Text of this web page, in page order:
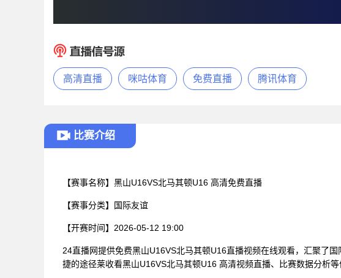
高清直播 咪咕体育 免费直播 腾讯体育
比赛介绍
【赛事名称】 黑山U16VS北马其顿U16 高清免费直播
【赛事分类】 国际友谊
【开赛时间】 2026-05-12 19:00
24直播网提供免费黑山U16VS北马其顿U16直播视频在线观看，汇聚了
捷的途径莱收看黑山U16VS北马其顿U16 高清视频直播、比赛数据分析等